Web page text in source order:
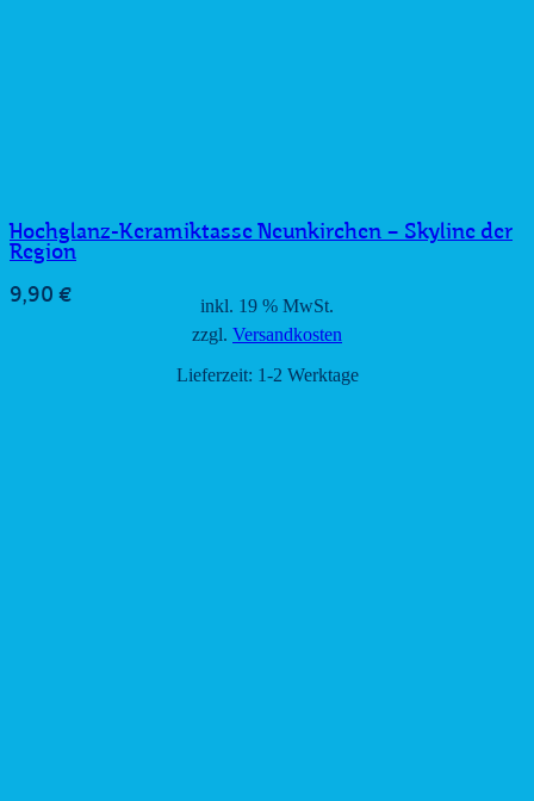
Hochglanz-Keramiktasse Neunkirchen – Skyline der
Region
9,90 €
inkl. 19 % MwSt.
zzgl. Versandkosten
Lieferzeit: 1-2 Werktage